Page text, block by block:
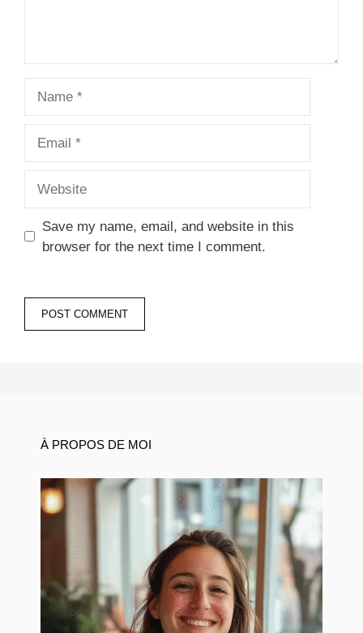
Save my name, email, and website in this
browser for the next time I comment.
À PROPOS DE MOI